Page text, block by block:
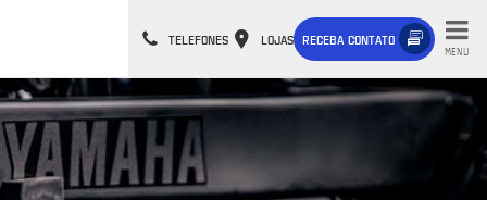
TELEFONES LOJAS RECEBA CONTATO
MENU